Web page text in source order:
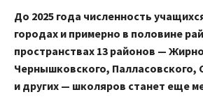
До 2025 года численность
городах и примерно в половине
пространствах 13 районов —
Чернышковского, Палласовского,
и других — школяров станет еще